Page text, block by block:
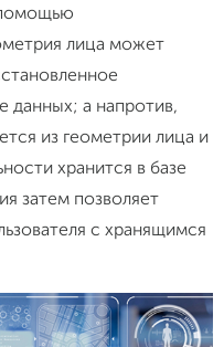
лица может
данных; а напротив,
из геометрии лица и
хранится в базе
затем позволяет
с хранящимся